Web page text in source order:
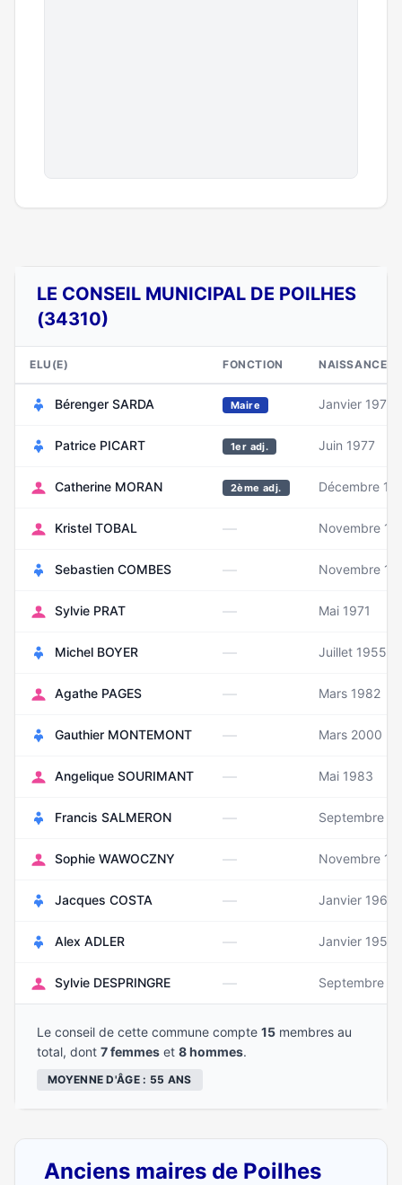
LE CONSEIL MUNICIPAL DE POILHES
(34310)
ELU(E) FONCTION NAISSANCE
Bérenger SARDA Maire Janvier 1977
Patrice PICART 1er adj. Juin 1977
Catherine MORAN 2ème adj. Décembre
Kristel TOBAL — Novembre
Sebastien COMBES — Novembre
Sylvie PRAT — Mai 1971
Michel BOYER — Juillet 1955
Agathe PAGES — Mars 1982
Gauthier MONTEMONT — Mars 2000
Angelique SOURIMANT — Mai 1983
Francis SALMERON — Septembre
Sophie WAWOCZNY — Novembre
Jacques COSTA — Janvier 1965
Alex ADLER — Janvier 1953
Sylvie DESPRINGRE — Septembre
Le conseil de cette commune compte 15 membres au
total, dont 7 femmes et 8 hommes.
MOYENNE D'ÂGE : 55 ANS
Anciens maires de Poilhes